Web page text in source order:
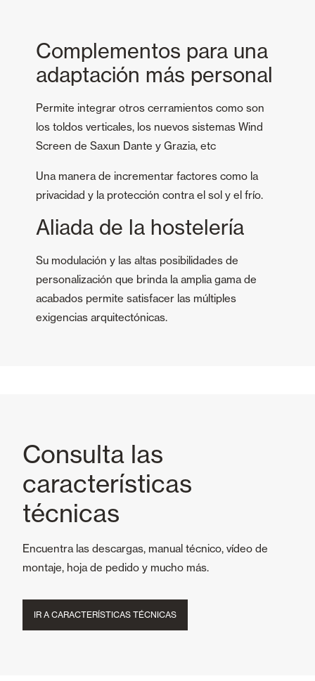
Complementos para una
adaptación más personal
Permite integrar otros cerramientos como son
los toldos verticales, los nuevos sistemas Wind
Screen de Saxun Dante y Grazia, etc
Una manera de incrementar factores como la
privacidad y la protección contra el sol y el frío.
Aliada de la hostelería
Su modulación y las altas posibilidades de
personalización que brinda la amplia gama de
acabados permite satisfacer las múltiples
exigencias arquitectónicas.
Consulta las
características
técnicas
Encuentra las descargas, manual técnico, vídeo de
montaje, hoja de pedido y mucho más.
IR A CARACTERÍSTICAS TÉCNICAS